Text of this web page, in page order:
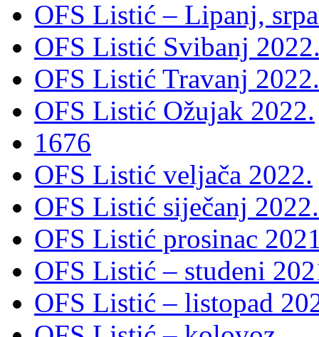
OFS Listić – Lipanj,
OFS Listić Svibanj
OFS Listić Travanj 2022.
OFS Listić Ožujak 2022.
1676
OFS Listić veljača 2022.
OFS Listić siječanj 2022.
OFS Listić prosinac
OFS Listić – studeni
OFS Listić – listopad